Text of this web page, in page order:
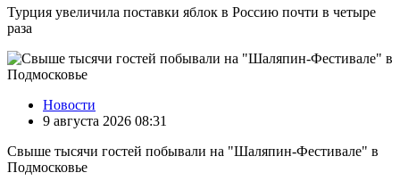
Турция увеличила поставки яблок в Россию почти в четыре
раза
Новости
9 августа 2026 08:31
Свыше тысячи гостей побывали на "Шаляпин-Фестивале" в
Подмосковье